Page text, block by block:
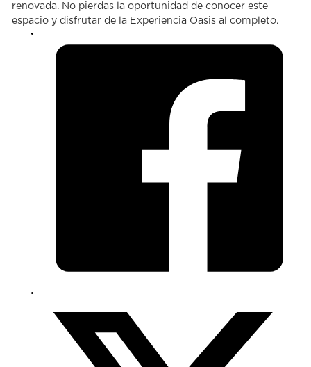
renovada. No pierdas la oportunidad de conocer este
espacio y disfrutar de la Experiencia Oasis al completo.